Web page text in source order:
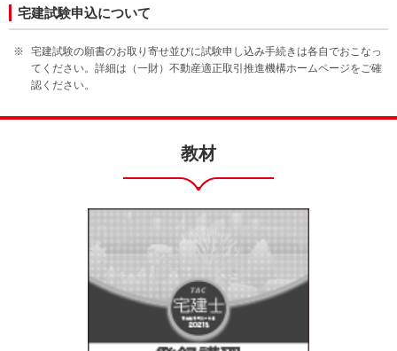
宅建試験申込について
宅建試験の願書のお取り寄せ並びに試験申し込み手続きは各自でおこなっ
てください。詳細は（一財）不動産適正取引推進機構ホームページをご確
認ください。
教材